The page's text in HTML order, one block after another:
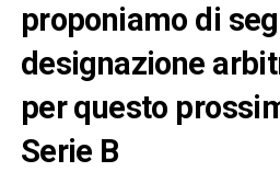
proponiamo di
designazione
per questo
Serie B